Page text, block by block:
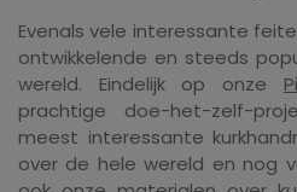
Evenals vele interessante
ontwikkelende en steeds
wereld. Eindelijk op onze
prachtige doe-het-zelf-
meest interessante
over de hele wereld en nog